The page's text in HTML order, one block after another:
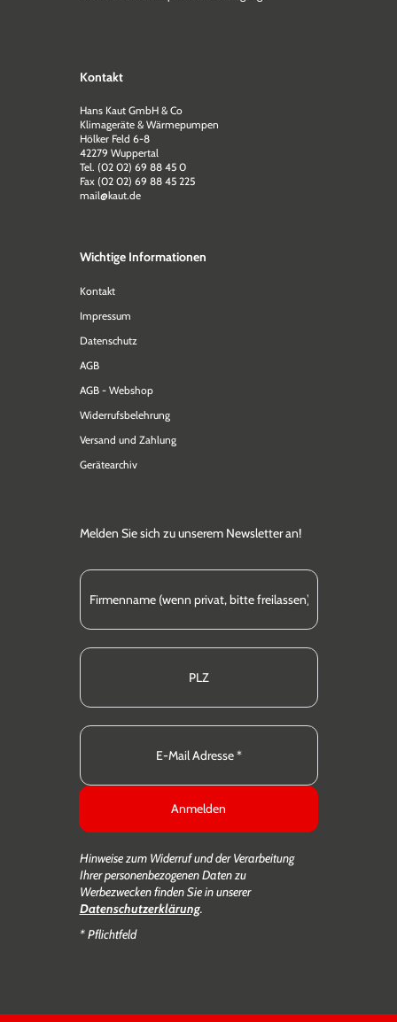
Kontakt
Hans Kaut GmbH & Co
Klimageräte & Wärmepumpen
Hölker Feld 6-8
42279 Wuppertal
Tel. (02 02) 69 88 45 0
Fax (02 02) 69 88 45 225
mail@kaut.de
Wichtige Informationen
Kontakt
Impressum
Datenschutz
AGB
AGB - Webshop
Widerrufsbelehrung
Versand und Zahlung
Gerätearchiv
Melden Sie sich zu unserem Newsletter an!
Anmelden
Hinweise zum Widerruf und der Verarbeitung
Ihrer personenbezogenen Daten zu
Werbezwecken finden Sie in unserer
Datenschutzerklärung.
* Pflichtfeld